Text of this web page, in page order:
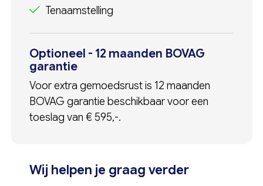
Tenaamstelling
Optioneel - 12 maanden BOVAG
garantie
Voor extra gemoedsrust is 12 maanden
BOVAG garantie beschikbaar voor een
toeslag van € 595,-.
Wij helpen je graag verder